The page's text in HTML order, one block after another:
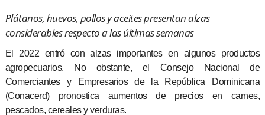
Plátanos, huevos, pollos y aceites presentan alzas
considerables respecto a las últimas semanas
El 2022 entró con alzas importantes en algunos productos
agropecuarios. No obstante, el Consejo Nacional de
Comerciantes y Empresarios de la República Dominicana
(Conacerd) pronostica aumentos de precios en carnes,
pescados, cereales y verduras.